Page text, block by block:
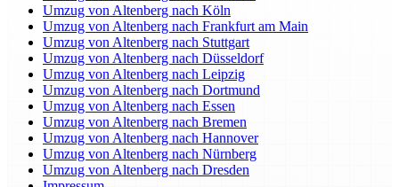
Umzug von Altenberg nach Köln
Umzug von Altenberg nach Frankfurt am Main
Umzug von Altenberg nach Stuttgart
Umzug von Altenberg nach Düsseldorf
Umzug von Altenberg nach Leipzig
Umzug von Altenberg nach Dortmund
Umzug von Altenberg nach Essen
Umzug von Altenberg nach Bremen
Umzug von Altenberg nach Hannover
Umzug von Altenberg nach Nürnberg
Umzug von Altenberg nach Dresden